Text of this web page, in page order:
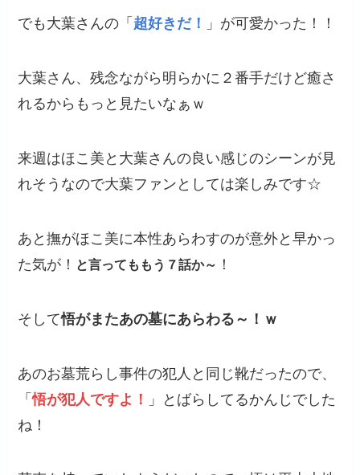
でも大葉さんの「 超好きだ！ 」が可愛かった！！
大葉さん、残念ながら明らかに２番手だけど癒さ
れるからもっと見たいなぁｗ
来週はほこ美と大葉さんの良い感じのシーンが見
れそうなので大葉ファンとしては楽しみです☆
あと撫がほこ美に本性あらわすのが意外と早かっ
た気が！ と言ってももう７話か～ ！
そして悟がまたあの墓にあらわる～！ｗ
あのお墓荒らし事件の犯人と同じ靴だったので、
「悟が犯人ですよ！
」とばらしてるかんじでした
ね！